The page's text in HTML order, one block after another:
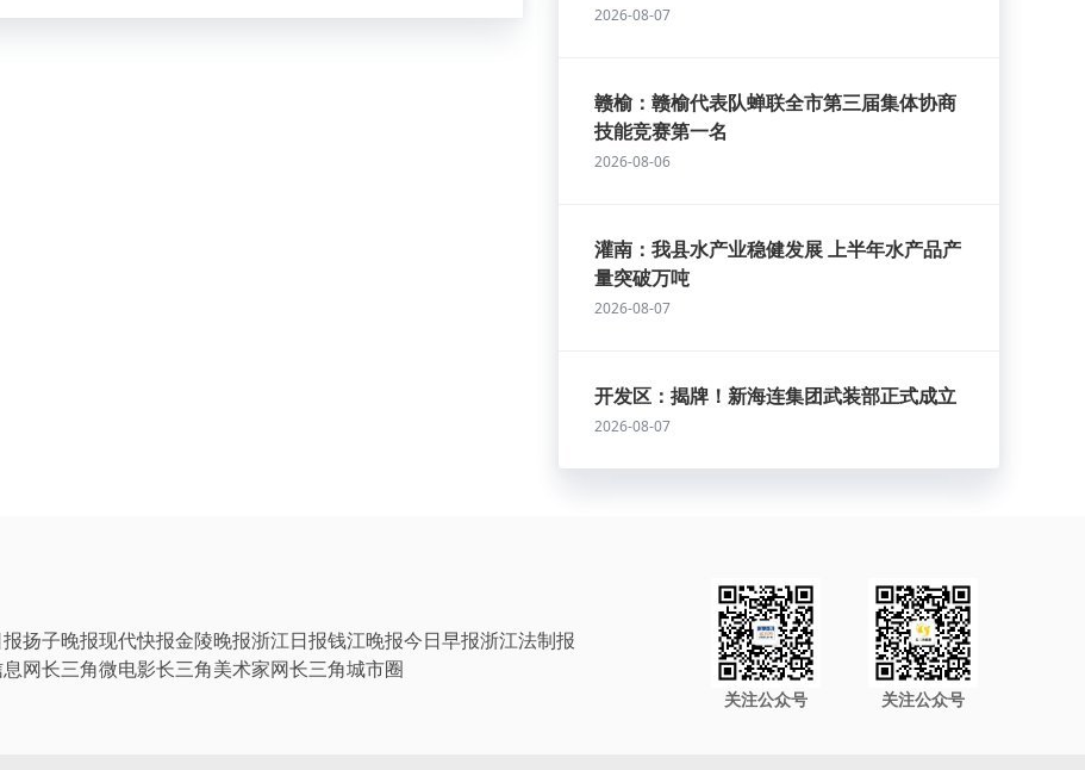
2026-08-07
赣榆：赣榆代表队蝉联全市第三届集体协商
技能竞赛第一名
2026-08-06
灌南：我县水产业稳健发展 上半年水产品产
量突破万吨
2026-08-07
开发区：揭牌！新海连集团武装部正式成立
2026-08-07
扬子晚报现代快报金陵晚报浙江日报钱江晚报今日早报浙江法制报
网长三角微电影长三角美术家网长三角城市圈
关注公众号 关注公众号